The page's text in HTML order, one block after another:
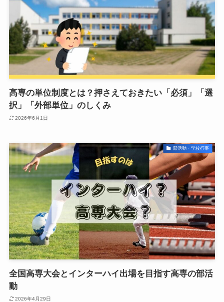
高専の単位制度とは？押さえておきたい「必須」「選
択」「外部単位」のしくみ
2026年6月1日
部活動・学校行事
全国高専大会とインターハイ出場を目指す高専の部活
動
2026年4月29日